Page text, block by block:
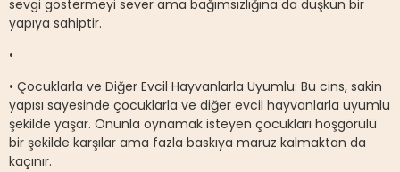
sevgi göstermeyi sever ama bağımsızlığına da düşkün bir
yapıya sahiptir.
•
• Çocuklarla ve Diğer Evcil Hayvanlarla Uyumlu: Bu cins, sakin
yapısı sayesinde çocuklarla ve diğer evcil hayvanlarla uyumlu
şekilde yaşar. Onunla oynamak isteyen çocukları hoşgörülü
bir şekilde karşılar ama fazla baskıya maruz kalmaktan da
kaçınır.